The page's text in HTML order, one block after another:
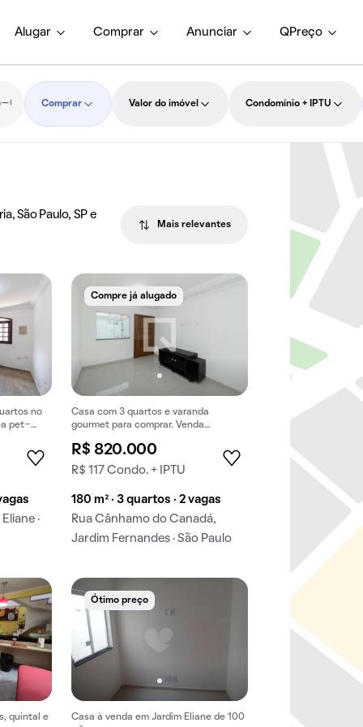
Alugar Comprar Anunciar QPreço
Comprar Valor do imóvel Condomínio + IPTU
São Paulo, SP e
Mais relevantes
no
pet-
·
Compre já alugado
Casa com 3 quartos e varanda
gourmet para comprar. Venda
R$ 820.000
R$ 117 Condo. + IPTU
180 m² · 3 quartos · 2 vagas
Rua Cânhamo do Canadá,
Jardim Fernandes · São Paulo
quintal e
Ótimo preço
Casa à venda em Jardim Eliane de 100